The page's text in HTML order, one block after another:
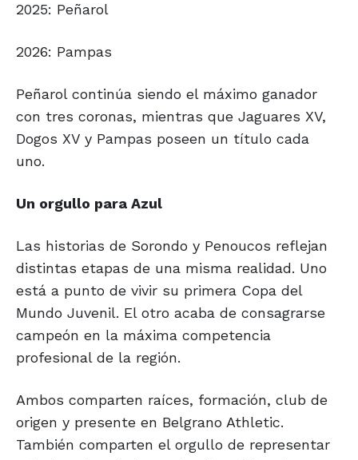
2025: Peñarol
2026: Pampas
Peñarol continúa siendo el máximo ganador
con tres coronas, mientras que Jaguares XV,
Dogos XV y Pampas poseen un título cada
uno.
Un orgullo para Azul
Las historias de Sorondo y Penoucos reflejan
distintas etapas de una misma realidad. Uno
está a punto de vivir su primera Copa del
Mundo Juvenil. El otro acaba de consagrarse
campeón en la máxima competencia
profesional de la región.
Ambos comparten raíces, formación, club de
origen y presente en Belgrano Athletic.
También comparten el orgullo de representar